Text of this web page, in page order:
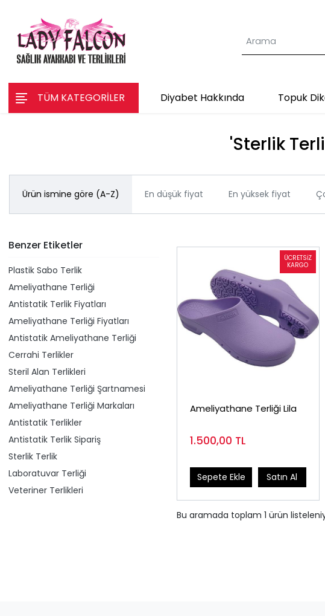
TÜM KATEGORİLER Diyabet Hakkında Topuk
'Sterlik
Ürün ismine göre (A-Z) En düşük fiyat En yüksek fiyat
Benzer Etiketler
Plastik Sabo Terlik
Ameliyathane Terliği
Antistatik Terlik Fiyatları
Ameliyathane Terliği Fiyatları
Antistatik Ameliyathane Terliği
Cerrahi Terlikler
Steril Alan Terlikleri
Ameliyathane Terliği Şartnamesi
Ameliyathane Terliği Markaları
Antistatik Terlikler
Antistatik Terlik Sipariş
Sterlik Terlik
Laboratuvar Terliği
Veteriner Terlikleri
Ameliyathane Terliği Lila
1.500,00 TL
Sepete Ekle Satın Al
Bu aramada toplam 1 ürün